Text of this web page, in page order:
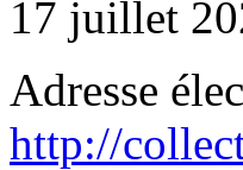
17 juillet
Adresse
http://